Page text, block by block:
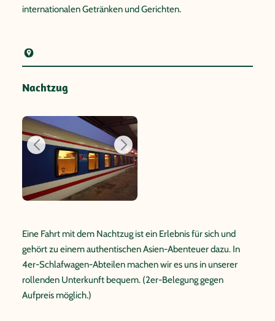
internationalen Getränken und Gerichten.
Nachtzug
Eine Fahrt mit dem Nachtzug ist ein Erlebnis für sich und
gehört zu einem authentischen Asien-Abenteuer dazu. In
4er-Schlafwagen-Abteilen machen wir es uns in unserer
rollenden Unterkunft bequem. (2er-Belegung gegen
Aufpreis möglich.)